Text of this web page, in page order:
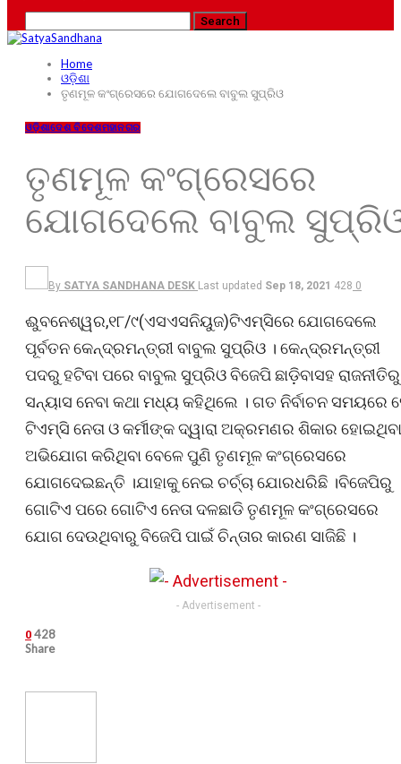
Home
ଓଡ଼ିଶା
ତୃଣମୂଳ କଂଗ୍ରେସରେ ଯୋଗଦେଲେ ବାବୁଲ ସୁପ୍ରିଓ
ଓଡ଼ିଶାଦେଶ ବିଦେଶମହାନଗର
ତୃଣମୂଳ କଂଗ୍ରେସରେ
ଯୋଗଦେଲେ ବାବୁଲ
By SATYA SANDHANA DESK Last updated Sep 18, 2021 428 0
ଈୁବନେଶ୍ୱର,୧୮/୯(ଏସଏସନିୟୁଜ)ଟିଏମ୍‌ସିରେ ଯୋଗଦେଲେ
ପୂର୍ବତନ କେନ୍ଦ୍ରମନ୍ତ୍ରୀ ବାବୁଲ ସୁପ୍ରିଓ । କେନ୍ଦ୍ରମନ୍ତ୍ରୀ
ପଦରୁ ହଟିବା ପରେ ବାବୁଲ ସୁପ୍ରିଓ ବିଜେପି ଛାଡ଼ିବାସହ ରାଜନୀତିରୁ
ସନ୍ୟାସ ନେବା କଥା ମଧ୍ୟ କହିଥିଲେ । ଗତ ନିର୍ବାଚନ ସମୟରେ
ଟିଏମ୍‌ସି ନେତା ଓ କର୍ମୀଙ୍କ ଦ୍ୱାରା ଅକ୍ରମଣର ଶିକାର ହୋଇଥିବା
ଅଭିଯୋଗ କରିଥିବା ବେଳେ ପୁଣି ତୃଣମୂଳ କଂଗ୍ରେସରେ
ଯୋଗଦେଇଛନ୍ତି ।ଯାହାକୁ ନେଇ ଚର୍ଚ୍ଚା ଯୋରଧରିଛି ।ବିଜେପିରୁ
ଗୋଟିଏ ପରେ ଗୋଟିଏ ନେତା ଦଳଛାଡି ତୃଣମୂଳ କଂଗ୍ରେସରେ
ଯୋଗ ଦେଉଥିବାରୁ ବିଜେପି ପାଇଁ ଚିନ୍ତାର କାରଣ ସାଜିଛି ।
- Advertisement -
0 428
Share